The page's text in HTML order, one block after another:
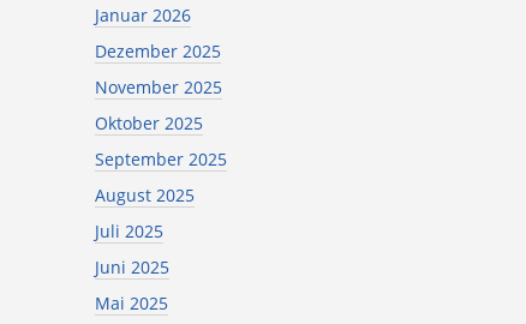
Januar 2026
Dezember 2025
November 2025
Oktober 2025
September 2025
August 2025
Juli 2025
Juni 2025
Mai 2025